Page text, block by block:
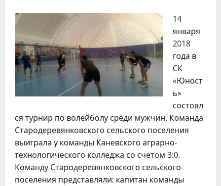
14
января
2018
года в
СК
«Юност
ь»
состоял
ся турнир по волейболу среди мужчин. Команда
Стародеревянковского сельского поселения
выиграла у команды Каневского аграрно-
технологического колледжа со счетом 3:0.
Команду Стародеревянковского сельского
поселения представляли: капитан команды